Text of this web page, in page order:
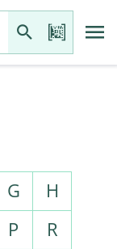
G
H
P
R